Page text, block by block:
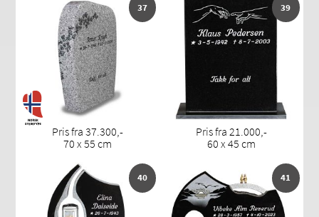
37
Pris fra 37.300,-
70 x 55 cm
39
Pris fra 21.000,-
60 x 45 cm
40 41